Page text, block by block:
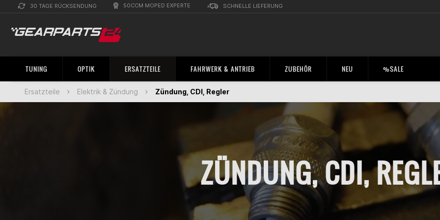
30 TAGE RÜCKSENDUNG 50CCM MOPED EXPERTE SCHNELLE LIEFERUNG
TUNING OPTIK ERSATZTEILE FAHRWERK & ANTRIEB ZUBEHÖR NEU %SALE
Ersatzteile Elektrik & Zündung Zündung, CDI, Regler
ZÜNDUNG, CDI,